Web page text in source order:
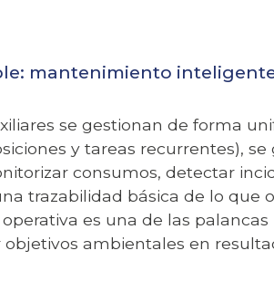
mantenimiento
se gestionan de forma
y tareas recurrentes), se
consumos, detectar
trazabilidad básica de lo que
es una de las palancas
ambientales en